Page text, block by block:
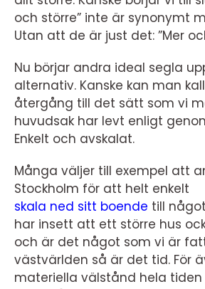
och större” inte är synonymt
Utan att de är just det: ”Mer
Nu börjar andra ideal segla
alternativ. Kanske kan man
återgång till det sätt som vi
huvudsak har levt enligt
Enkelt och avskalat.
Många väljer till exempel att
Stockholm för att helt enkelt
skala ned sitt boende till
har insett att ett större hus
och är det något som vi är
västvärlden så är det tid. För
materiella välstånd hela tiden